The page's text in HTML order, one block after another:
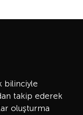
bilinciyle
takip ederek
oluşturma